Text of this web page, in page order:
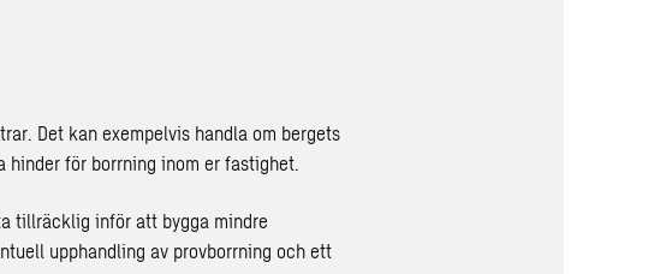
Det kan exempelvis handla om bergets
för borrning inom er fastighet.
tillräcklig inför att bygga mindre
upphandling av provborrning och ett